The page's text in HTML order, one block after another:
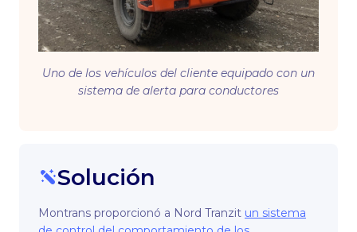
Uno de los vehículos del cliente equipado con un
sistema de alerta para conductores
Solución
Montrans proporcionó a Nord Tranzit un sistema